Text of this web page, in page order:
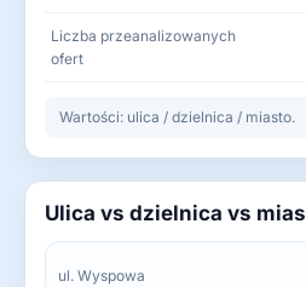
Liczba przeanalizowanych
ofert
Wartości: ulica / dzielnica / miasto.
Ulica vs dzielnica vs
ul. Wyspowa